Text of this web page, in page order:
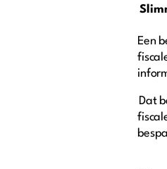
Een
Dat